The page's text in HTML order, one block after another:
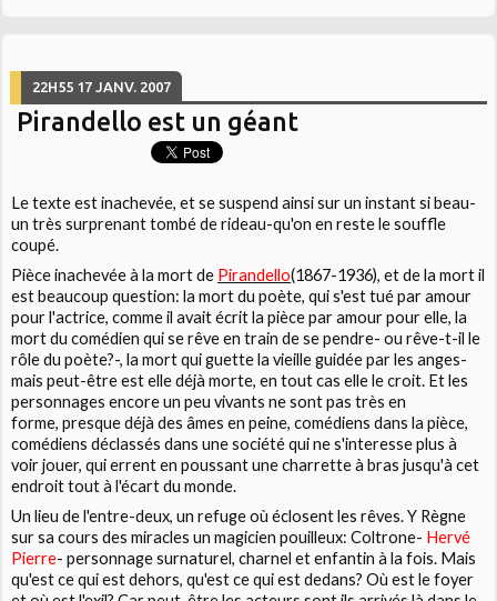
22H55 17 JANV. 2007
Pirandello est un géant
Le texte est inachevée, et se suspend ainsi sur un instant si beau-
un très surprenant tombé de rideau-qu'on en reste le souffle
coupé.
Pièce inachevée à la mort de Pirandello(1867-1936), et de la mort il
est beaucoup question: la mort du poète, qui s'est tué par amour
pour l'actrice, comme il avait écrit la pièce par amour pour elle, la
mort du comédien qui se rêve en train de se pendre- ou rêve-t-il le
rôle du poète?-, la mort qui guette la vieille guidée par les anges-
mais peut-être est elle déjà morte, en tout cas elle le croit. Et les
personnages encore un peu vivants ne sont pas très en
forme, presque déjà des âmes en peine, comédiens dans la pièce,
comédiens déclassés dans une société qui ne s'interesse plus à
voir jouer, qui errent en poussant une charrette à bras jusqu'à cet
endroit tout à l'écart du monde.
Un lieu de l'entre-deux, un refuge où éclosent les rêves. Y Règne
sur sa cours des miracles un magicien pouilleux: Coltrone- Hervé
Pierre- personnage surnaturel, charnel et enfantin à la fois. Mais
qu'est ce qui est dehors, qu'est ce qui est dedans? Où est le foyer